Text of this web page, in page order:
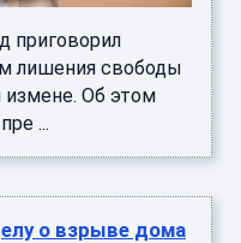
приговорил
лишения свободы
измене. Об этом
...
о взрыве дома